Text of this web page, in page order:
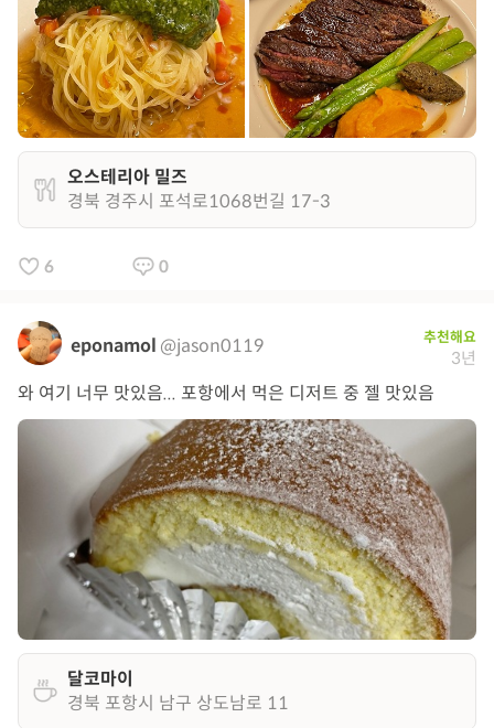
오스테리아 밀즈
경북 경주시 포석로1068번길 17-3
6 0
eponamol @jason0119 추천해요
3년
와 여기 너무 맛있음... 포항에서 먹은 디저트 중 젤 맛있음
달코마이
경북 포항시 남구 상도남로 11